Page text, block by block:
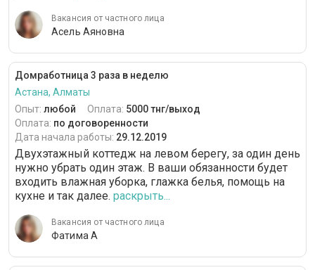
Вакансия от частного лица
Асель Аяновна
Домработница 3 раза в неделю
Астана, Алматы
Опыт: любой Оплата: 5000 тнг/выход
Оплата: по договоренности
Дата начала работы: 29.12.2019
Двухэтажный коттедж на левом берегу, за один день
нужно убрать один этаж. В ваши обязанности будет
входить влажная уборка, глажка белья, помощь на
кухне и так далее. раскрыть...
Вакансия от частного лица
Фатима А